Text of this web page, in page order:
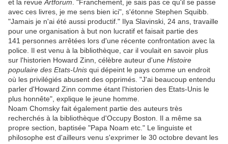
et la revue Artforum . "Franchement, je sais pas ce qu'il se passe
avec ces livres, je me sens bien ici", s'étonne Stephen Squibb.
"Jamais je n'ai été aussi productif." Ilya Slavinski, 24 ans, travaille
pour une organisation à but non lucratif et faisait partie des
141 personnes arrêtées lors d'une récente confrontation avec la
police. Il est venu à la bibliothèque, car il voulait en savoir plus
sur l'historien Howard Zinn, célèbre auteur d'une Histoire
populaire des Etats-Unis qui dépeint le pays comme un endroit
où les privilégiés abusent des opprimés. "J'ai beaucoup entendu
parler d'Howard Zinn comme étant l'historien des Etats-Unis le
plus honnête", explique le jeune homme.
Noam Chomsky fait également partie des auteurs très
recherchés à la bibliothèque d'Occupy Boston. Il a même sa
propre section, baptisée "Papa Noam etc." Le linguiste et
philosophe est d'ailleurs venu s'exprimer le 30 octobre devant les